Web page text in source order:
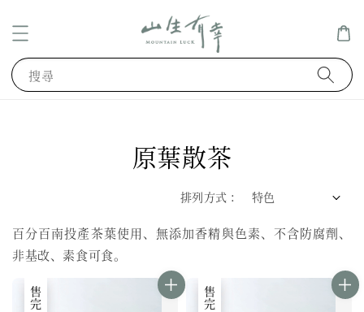
搜尋
原葉散茶
排列方式 :
百分百南投產茶葉使用、無添加香精與色素、不含防腐劑、
非基改、素食可食。
售完 售完